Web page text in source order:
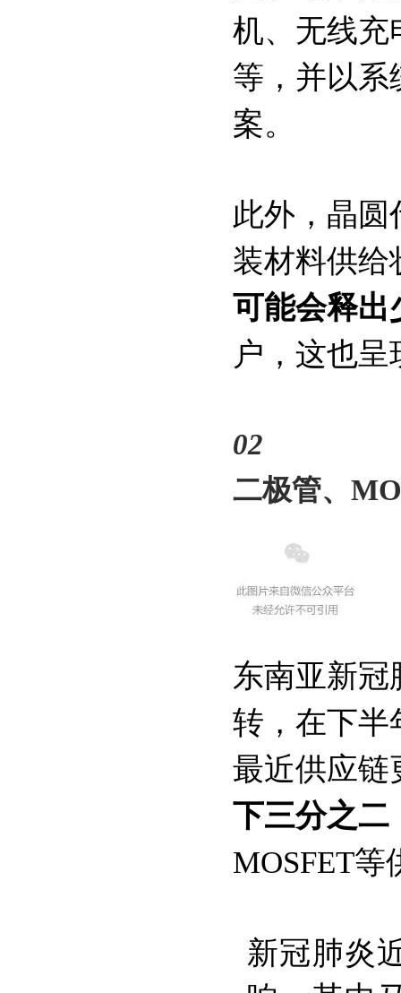
机、无线充
等，并以系
案。
此外，晶
装材料供给
可能会释出
户，这也
02
二极管、
东南亚新
转，在下半
最近供应链
下三分之二
MOSFET
新冠肺炎